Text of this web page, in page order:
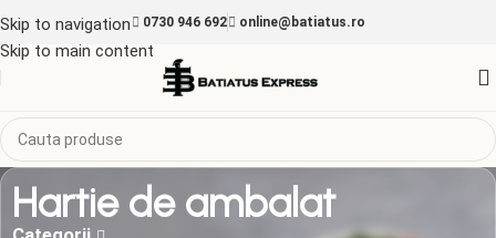
Skip to navigation
Skip to main content
0730 946 692 online@batiatus.ro
Hartie de ambalat